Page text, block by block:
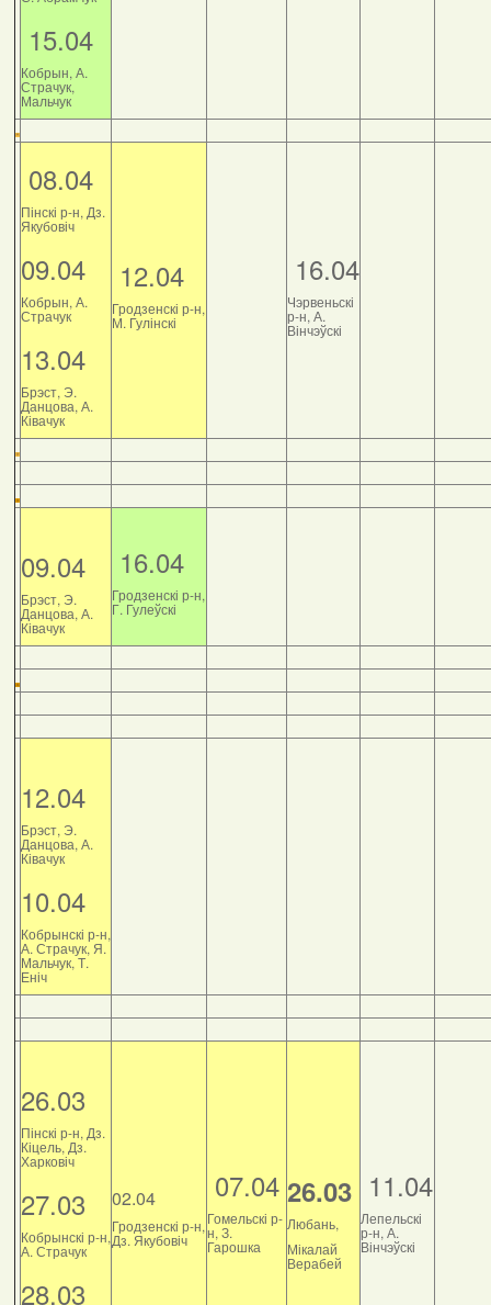
15.04
Кобрын, А.
Страчук,
Мальчук
08.04
Пінскі р-н, Дз.
Якубовіч
09.04
Кобрын, А.
Страчук
13.04
Брэст, Э.
Данцова, А.
Ківачук
12.04
Гродзенскі р-н,
М. Гулінскі
16.04
Чэрвеньскі
р-н, А.
Вінчэўскі
09.04
Брэст, Э.
Данцова, А.
Ківачук
16.04
Гродзенскі р-н,
Г. Гулеўскі
12.04
Брэст, Э.
Данцова, А.
Ківачук
10.04
Кобрынскі р-н,
А. Страчук, Я.
Мальчук, Т.
Еніч
26.03
Пінскі р-н, Дз.
Кіцель, Дз.
Харковіч
27.03
Кобрынскі р-н,
А. Страчук
28.03
02.04
Гродзенскі р-н,
Дз. Якубовіч
07.04
Гомельскі р-
н, З.
Гарошка
26.03
Любань,
Мікалай
Верабей
11.04
Лепельскі
р-н, А.
Вінчэўскі